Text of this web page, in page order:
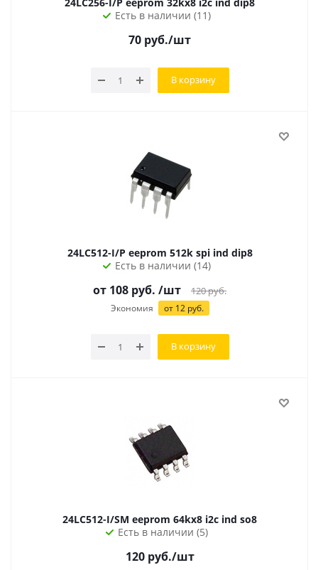
Есть в наличии (11)
70 руб./шт
В корзину
24LC512-I/P eeprom 512k spi ind dip8
Есть в наличии (14)
от 108 руб. /шт 120руб.
Экономия от 12руб.
В корзину
24LC512-I/SM eeprom 64kx8 i2c ind so8
Есть в наличии (5)
120руб./шт